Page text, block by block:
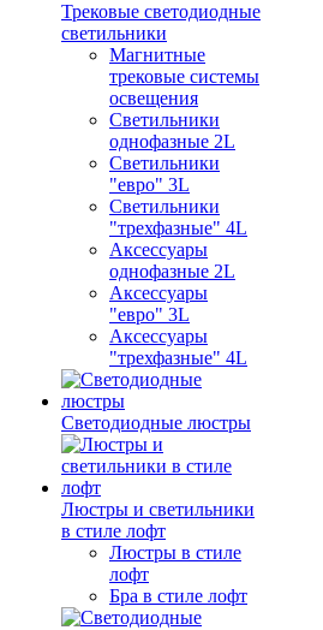
Трековые светодиодные
светильники
Магнитные
трековые системы
освещения
Светильники
однофазные 2L
Светильники
"евро" 3L
Светильники
"трехфазные" 4L
Аксессуары
однофазные 2L
Аксессуары
"евро" 3L
Аксессуары
"трехфазные" 4L
Светодиодные люстры
Люстры и светильники
в стиле лофт
Люстры в стиле
лофт
Бра в стиле лофт